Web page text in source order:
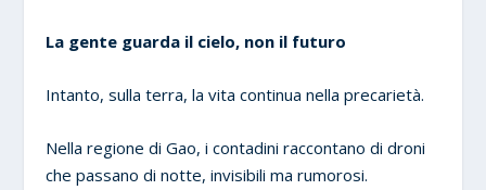
La gente guarda il cielo, non il futuro
Intanto, sulla terra, la vita continua nella precarietà.
Nella regione di Gao, i contadini raccontano di droni
che passano di notte, invisibili ma rumorosi.